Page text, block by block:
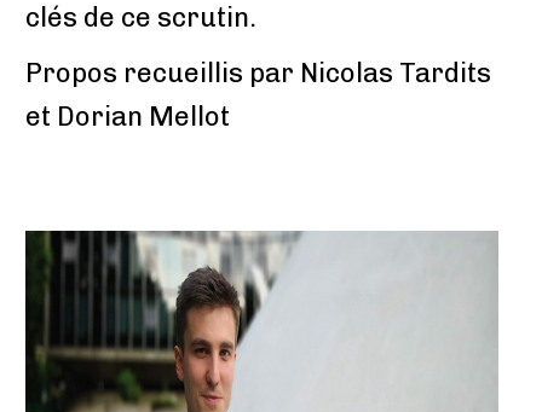
clés de ce scrutin.
Propos recueillis par Nicolas Tardits
et Dorian Mellot